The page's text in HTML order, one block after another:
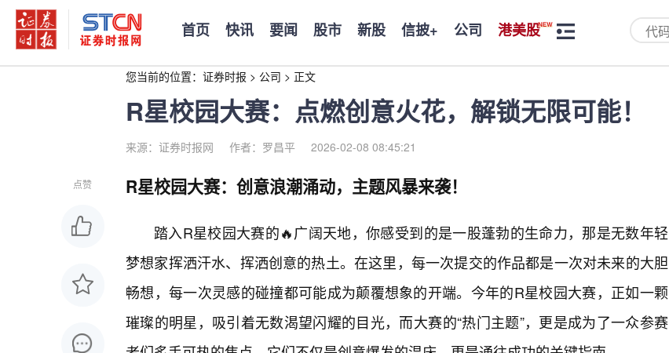
首页 快讯 要闻 股市 新股 信披+ 公司 港美股
您当前的位置： 证券时报 > 公司 > 正文
R星校园大赛：点燃创意火花，解锁无限可能！
来源：证券时报网 作者：罗昌平 2026-02-08 08:45:21
点赞 R星校园大赛：创意浪潮涌动，主题风暴来袭！
踏入R星校园大赛的🔥广阔天地，你感受到的是一股蓬勃的生命力，那是无数年轻
梦想家挥洒汗水、挥洒创意的热土。在这里，每一次提交的作品都是一次对未来的大胆
畅想，每一次灵感的碰撞都可能成为颠覆想象的开端。今年的R星校园大赛，正如一颗
璀璨的明星，吸引着无数渴望闪耀的目光，而大赛的“热门主题”，更是成为了一众参赛